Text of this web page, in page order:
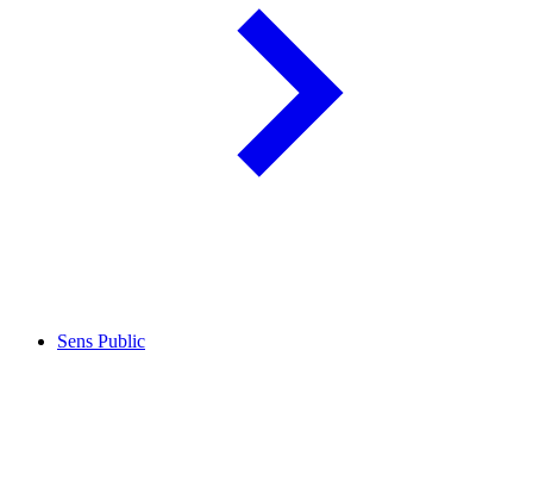
Sens Public